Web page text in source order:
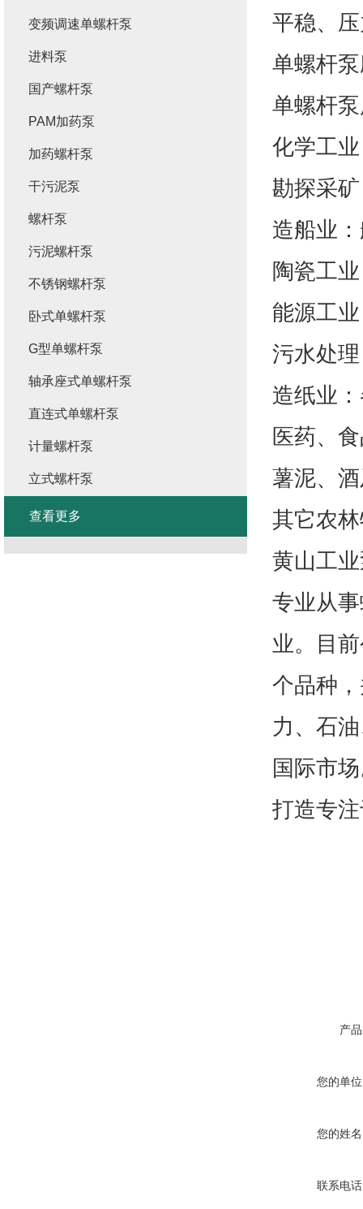
平稳、
单螺杆
单螺杆
化学工
勘探采
造船业
陶瓷工
能源工
污水处
造纸业
医药、
薯泥、
其它农
黄山工
专业从
业。目
个品种
力、石
国际市
打造专
产
您的单
您的姓
联系电
变频调速单螺杆泵
进料泵
国产螺杆泵
PAM加药泵
加药螺杆泵
干污泥泵
螺杆泵
污泥螺杆泵
不锈钢螺杆泵
卧式单螺杆泵
G型单螺杆泵
轴承座式单螺杆泵
直连式单螺杆泵
计量螺杆泵
立式螺杆泵
查看更多